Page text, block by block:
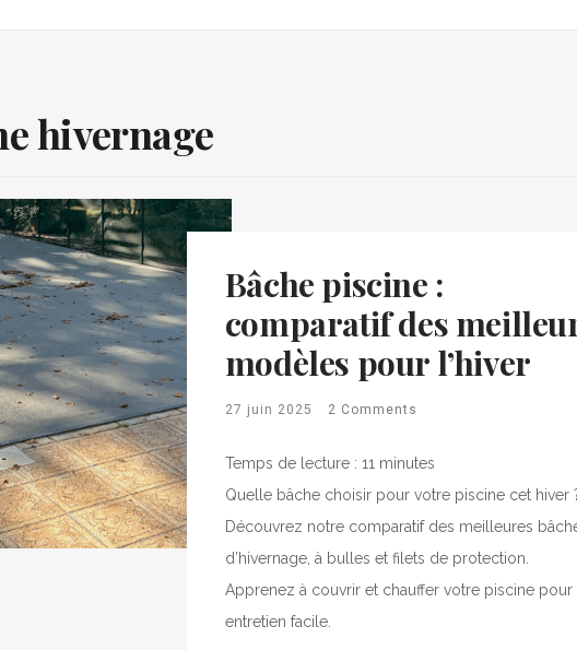
hivernage
Bâche piscine :
comparatif des
modèles pour l’hiver
27 juin 2025 2 Comments
Temps de lecture : 11 minutes
Quelle bâche choisir pour votre piscine cet hiver
Découvrez notre comparatif des meilleures
d’hivernage, à bulles et filets de protection.
Apprenez à couvrir et chauffer votre piscine pour
entretien facile.